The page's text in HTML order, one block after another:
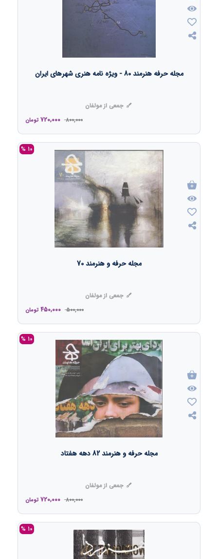
مجله حرفه هنرمند 80 - ویژه نامه هنری شهرهای ایران
جمعی از مولفان
800,000
720,000 تومان
10 %
مجله حرفه و هنرمند 70
جمعی از مولفان
500,000
450,000 تومان
10 %
مجله حرفه و هنرمند 82 دهه هفتاد
جمعی از مولفان
800,000
720,000 تومان
10 %